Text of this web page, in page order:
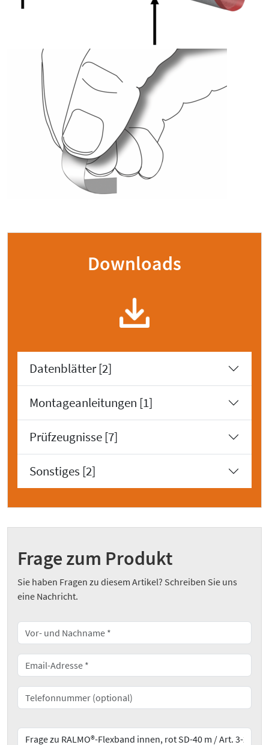
Downloads
Datenblätter [2]
Montageanleitungen [1]
Prüfzeugnisse [7]
Sonstiges [2]
Frage zum Produkt
Sie haben Fragen zu diesem Artikel? Schreiben Sie uns
eine Nachricht.